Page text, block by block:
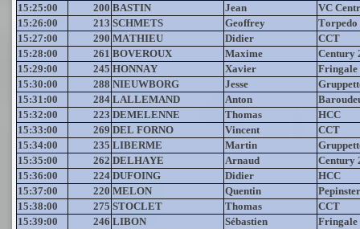
15:25:00
200 BASTIN Jean
VC
15:26:00
213 SCHMETS Geoffrey
Torpedo
15:27:00
290 MATHIEU Didier
CCT
15:28:00
261 BOVEROUX Maxime
Century
15:29:00
245 HONNAY Xavier
Fringale
15:30:00
288 NIEUWBORG Jesse
15:31:00
284 LALLEMAND Anton
15:32:00
223 DEMELENNE Thomas
HCC
15:33:00
269 DEL FORNO Vincent
CCT
15:34:00
235 LIBERME Martin
15:35:00
262 DELHAYE Arnaud
Century
15:36:00
224 DUFOING Didier
HCC
15:37:00
220 MELON Quentin
15:38:00
275 STOCLET Thomas
CCT
15:39:00
246 LIBON Sébastien
Fringale